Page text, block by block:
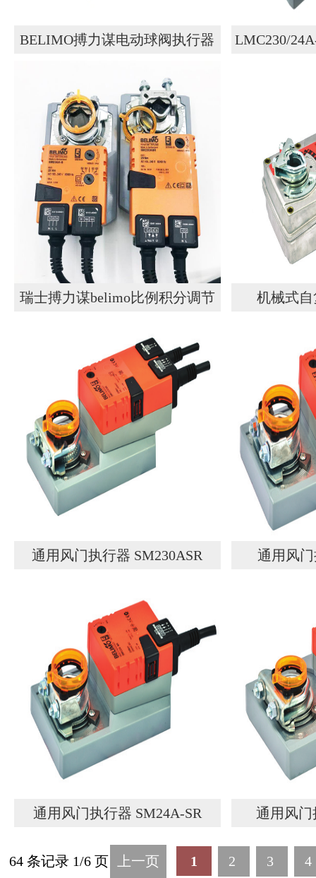
BELIMO搏力谋电动球阀执行器
LMC230/
瑞士搏力谋belimo比例积分调节
SR24A-TP
机械式
通用风门执行器 SM230ASR 通用风
通用风门执行器 SM24A-SR 通用风门
64 条记录 1/6 页 上一页 1 2 3